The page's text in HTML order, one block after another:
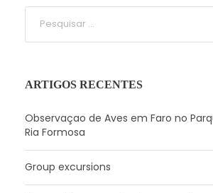
ARTIGOS RECENTES
Observaçao de Aves em Faro no
Ria Formosa
Group excursions